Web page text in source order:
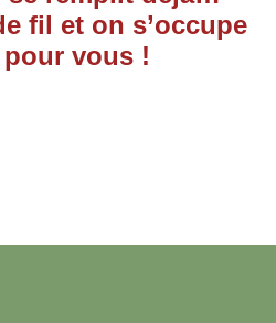
fil et on s’occupe
vous !